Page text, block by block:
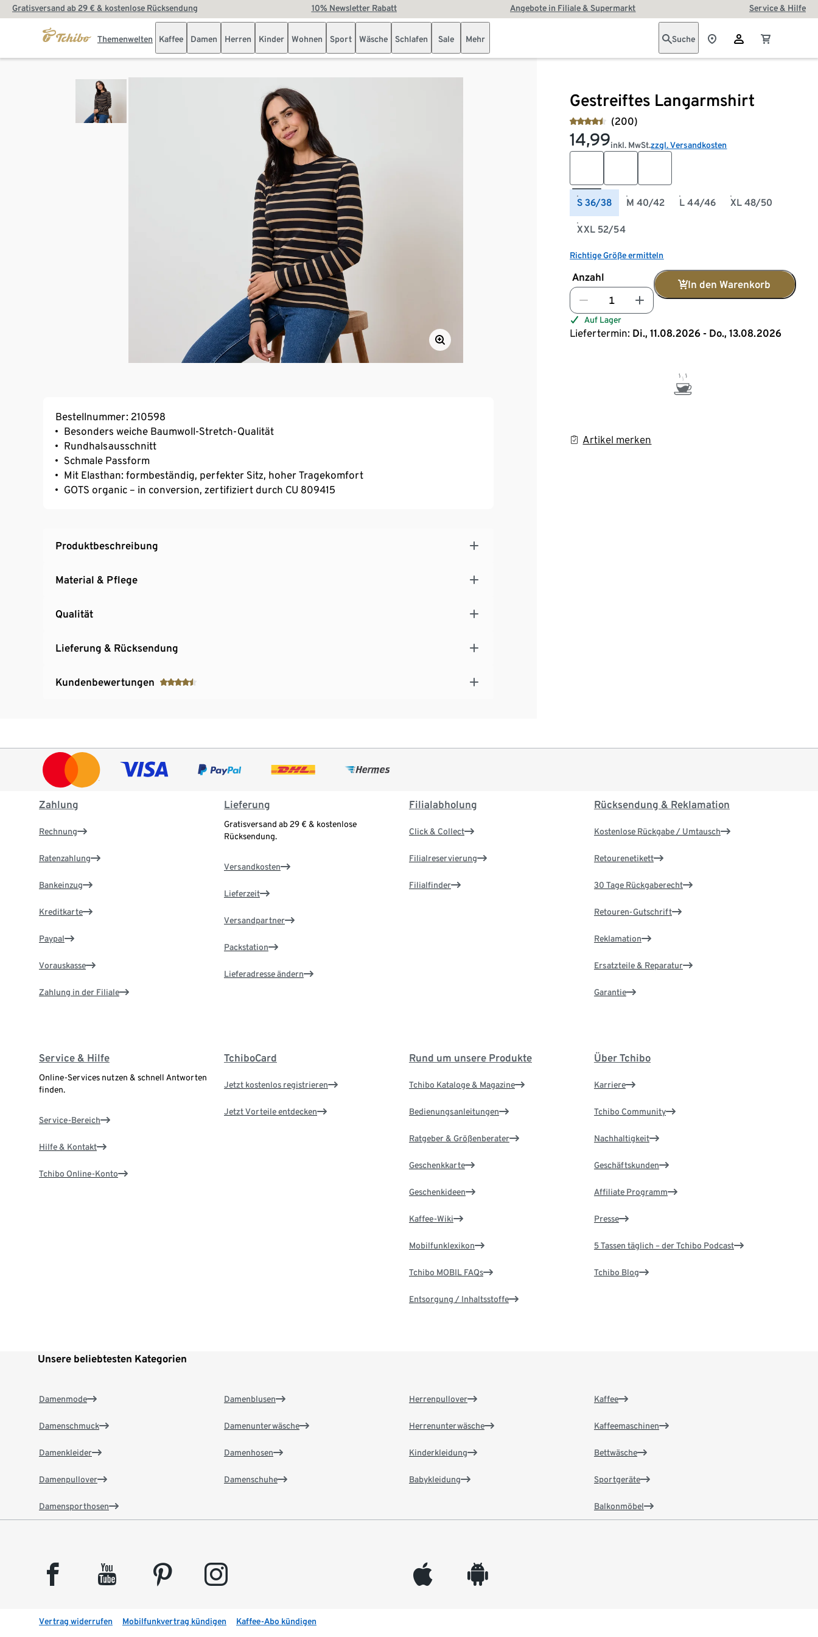
Gratisversand ab 29 € & kostenlose Rücksendung 10% Newsletter Rabatt Angebote in Filiale & Supermarkt Service & Hilfe
Themenwelten Kaffee Damen Herren Kinder Wohnen Sport Wäsche Schlafen Sale Mehr Suche
Gestreiftes Langarmshirt
(200)
14,99inkl. MwSt.zzgl. Versandkosten
S 36/38 M 40/42 L 44/46 XL 48/50
XXL 52/54
Richtige Größe ermitteln
Anzahl
In den Warenkorb
Auf Lager
Liefertermin: Di., 11.08.2026 - Do., 13.08.2026
Artikel merken
Bestellnummer: 210598
Besonders weiche Baumwoll-Stretch-Qualität
Rundhalsausschnitt
Schmale Passform
Mit Elasthan: formbeständig, perfekter Sitz, hoher Tragekomfort
GOTS organic – in conversion, zertifiziert durch CU 809415
Produktbeschreibung
Material & Pflege
Qualität
Lieferung & Rücksendung
Kundenbewertungen
Zahlung
Rechnung
Ratenzahlung
Bankeinzug
Kreditkarte
Paypal
Vorauskasse
Zahlung in der Filiale
Lieferung
Gratisversand ab 29 € & kostenlose
Rücksendung.
Versandkosten
Lieferzeit
Versandpartner
Packstation
Lieferadresse ändern
Filialabholung
Click & Collect
Filialreservierung
Filialfinder
Rücksendung & Reklamation
Kostenlose Rückgabe / Umtausch
Retourenetikett
30 Tage Rückgaberecht
Retouren-Gutschrift
Reklamation
Ersatzteile & Reparatur
Garantie
Service & Hilfe
Online-Services nutzen & schnell Antworten
finden.
Service-Bereich
Hilfe & Kontakt
Tchibo Online-Konto
TchiboCard
Jetzt kostenlos registrieren
Jetzt Vorteile entdecken
Rund um unsere Produkte
Tchibo Kataloge & Magazine
Bedienungsanleitungen
Ratgeber & Größenberater
Geschenkkarte
Geschenkideen
Kaffee-Wiki
Mobilfunklexikon
Tchibo MOBIL FAQs
Entsorgung / Inhaltsstoffe
Über Tchibo
Karriere
Tchibo Community
Nachhaltigkeit
Geschäftskunden
Affiliate Programm
Presse
5 Tassen täglich – der Tchibo Podcast
Tchibo Blog
Unsere beliebtesten Kategorien
Damenmode
Damenschmuck
Damenkleider
Damenpullover
Damensporthosen
Damenblusen
Damenunterwäsche
Damenhosen
Damenschuhe
Herrenpullover
Herrenunterwäsche
Kinderkleidung
Babykleidung
Kaffee
Kaffeemaschinen
Bettwäsche
Sportgeräte
Balkonmöbel
facebook youtube pinterest instagram appleinc android
Vertrag widerrufen Mobilfunkvertrag kündigen Kaffee-Abo kündigen